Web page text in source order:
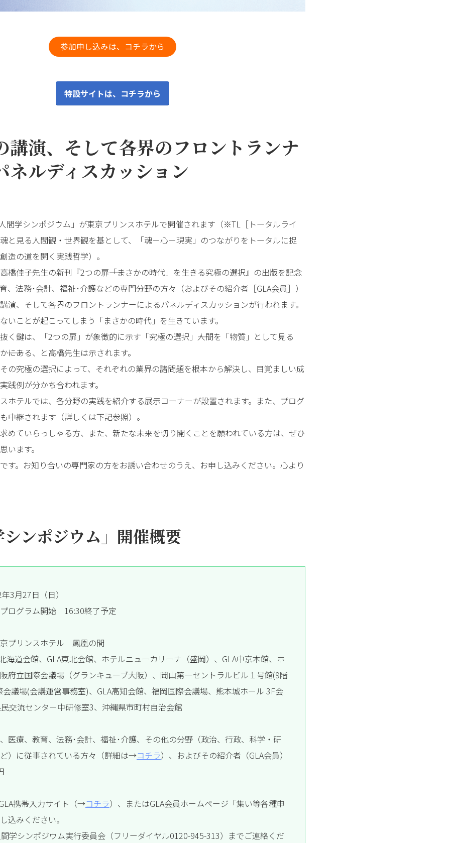
参加申し込みは、コチラから
特設サイトは、コチラから
講演、そして各界のフロントランナ
ネルディスカッション
間学シンポジウム」が東京プリンスホテルで開催されます（※TL［トータルライ
と見る人間観・世界観を基として、「魂－心－現実」のつながりをトータルに捉
造の道を開く実践哲学）。
橋佳子先生の新刊『2つの扉――「まさかの時代」を生きる究極の選択』の出版を記念
、法務･会計、福祉･介護などの専門分野の方々（およびその紹介者［GLA会員］）
演、そして各界のフロントランナーによるパネルディスカッションが行われます。
いことが起こってしまう「まさかの時代」を生きています。
く鍵は、「2つの扉」が象徴的に示す「究極の選択」――人間を「物質」として見る
にある、と高橋先生は示されます。
の究極の選択によって、それぞれの業界の諸問題を根本から解決し、目覚ましい成
践例が分かち合われます。
ホテルでは、各分野の実践を紹介する展示コーナーが設置されます。また、プログ
中継されます（詳しくは下記参照）。
めていらっしゃる方、また、新たな未来を切り開くことを願われている方は、ぜひ
います。
す。お知り合いの専門家の方をお誘い合わせのうえ、お申し込みください。心より
ンポジウム」開催概要
3月27日（日）
ログラム開始 16:30終了予定
プリンスホテル 鳳凰の間
海道会館、GLA東北会館、ホテルニューカリーナ（盛岡）、GLA中京本館、ホ
府立国際会議場（グランキューブ大阪）、岡山第一セントラルビル１号館(9階
議場(会議運営事務室)、GLA高知会館、福岡国際会議場、熊本城ホール 3F会
交流センター中研修室3、沖縄県市町村自治会館
医療、教育、法務･会計、福祉･介護、その他の分野（政治、行政、科学・研
）に従事されている方々（詳細は→コチラ）、およびその紹介者（GLA会員）
携帯入力サイト（→コチラ）、またはGLA会員ホームページ「集い等各種申
込みください。
学シンポジウム実行委員会（フリーダイヤル0120-945-313）までご連絡くだ